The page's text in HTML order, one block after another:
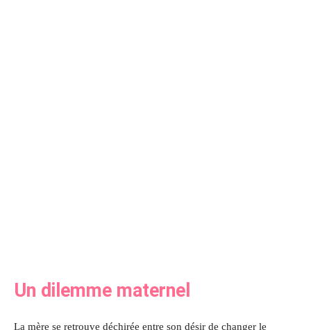
Un dilemme maternel
La mère se retrouve déchirée entre son désir de changer le